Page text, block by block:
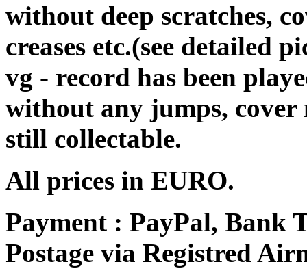
without deep scratches,
creases etc.(see detailed
vg - record has been
without any jumps, cover
still collectable.
All prices in EURO.
Payment : PayPal, Bank
Postage via Registred